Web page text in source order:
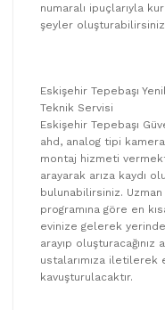
numaralı ipuçlarıyla
şeyler
Eskişehir Tepebaşı
Teknik Servisi
Eskişehir Tepebaşı
ahd, analog tipi
montaj hizmeti
arayarak arıza kaydı
bulunabilirsiniz.
programına göre en
evinize gelerek
arayıp oluşturacağınız
ustalarımıza iletilerek
kavuşturulacaktır.